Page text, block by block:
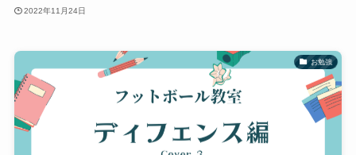
2022年11月24日
お勉強